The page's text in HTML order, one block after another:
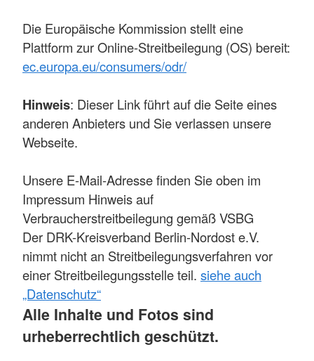
Die Europäische Kommission stellt eine
Plattform zur Online-Streitbeilegung (OS) bereit:
ec.europa.eu/consumers/odr/
Hinweis: Dieser Link führt auf die Seite eines
anderen Anbieters und Sie verlassen unsere
Webseite.
Unsere E-Mail-Adresse finden Sie oben im
Impressum Hinweis auf
Verbraucherstreitbeilegung gemäß VSBG
Der DRK-Kreisverband Berlin-Nordost e.V.
nimmt nicht an Streitbeilegungsverfahren vor
einer Streitbeilegungsstelle teil. siehe auch
„Datenschutz“
Alle Inhalte und Fotos sind
urheberrechtlich geschützt.